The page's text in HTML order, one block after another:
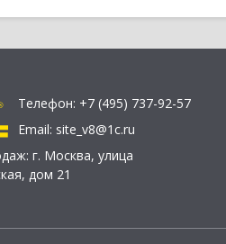
Телефон: +7 (495) 737-92-57
Email: site_v8@1c.ru
г. Москва, улица
дом 21